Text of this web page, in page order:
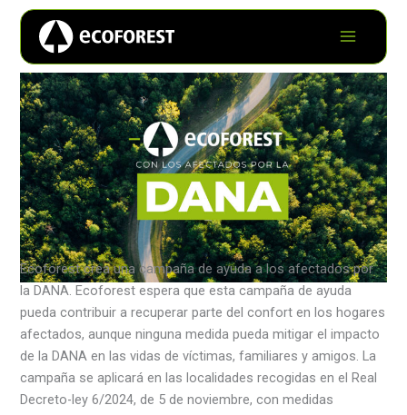
Ecoforest crea una campaña de ayuda a los afectados por
la DANA. Ecoforest espera que esta campaña de ayuda
pueda contribuir a recuperar parte del confort en los hogares
afectados, aunque ninguna medida pueda mitigar el impacto
de la DANA en las vidas de víctimas, familiares y amigos. La
campaña se aplicará en las localidades recogidas en el Real
Decreto-ley 6/2024, de 5 de noviembre, con medidas